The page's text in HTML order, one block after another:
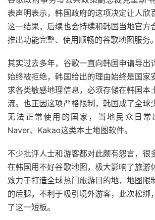
表声明表示，韩国政府的这项决定让人欣
这一结果，后续也会持续和韩国当地官方
推出功能完整、使用顺畅的谷歌地图服务。
其实过去多年，谷歌一直向韩国申请导出
始终被拒绝，韩国给出的理由始终是国家
求各类敏感地理信息，必须存储在韩国本
流。也正因这项严格限制，韩国成了全球
无法正常使用的国家，当地民众日常
Naver、Kakao这类本土地图软件。
不少批评人士和游客都对此颇有怨言，很
在韩国用不好谷歌地图，极大影响了旅游
致力于打造全球热门旅游目的地，地图限
的后腿，不利于吸引境外游客，此次松绑
了这一短板。